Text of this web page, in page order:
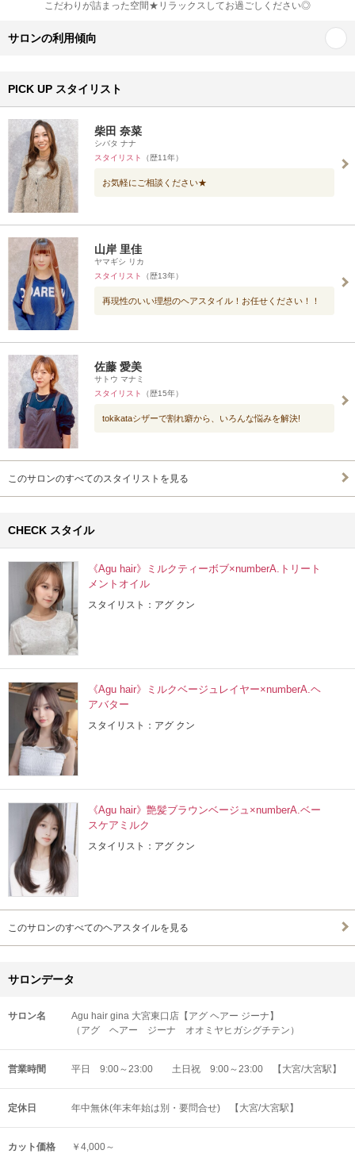
こだわりが詰まった空間★リラックスしてお過ごしください◎
サロンの利用傾向
PICK UP スタイリスト
柴田 奈菜
シバタ ナナ
スタイリスト
（歴11年）
お気軽にご相談ください★
山岸 里佳
ヤマギシ リカ
スタイリスト
（歴13年）
再現性のいい理想のヘアスタイル！お任せください！！
佐藤 愛美
サトウ マナミ
スタイリスト
（歴15年）
tokikataシザーで割れ癖から、いろんな悩みを解決!
このサロンのすべてのスタイリストを見る
CHECK スタイル
《Agu hair》ミルクティーボブ×numberA.トリート
メントオイル
スタイリスト：アグ クン
《Agu hair》ミルクベージュレイヤー×numberA.ヘ
アバター
スタイリスト：アグ クン
《Agu hair》艶髪ブラウンベージュ×numberA.ベー
スケアミルク
スタイリスト：アグ クン
このサロンのすべてのヘアスタイルを見る
サロンデータ
サロン名
Agu hair gina 大宮東口店【アグ ヘアー ジーナ】
（アグ ヘアー ジーナ オオミヤヒガシグチテン）
営業時間 平日 9:00～23:00 土日祝 9:00～23:00 【大宮/大宮駅】
定休日 年中無休(年末年始は別・要問合せ) 【大宮/大宮駅】
カット価格 ￥4,000～